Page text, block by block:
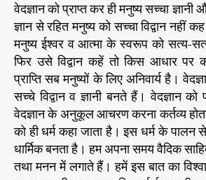
वेदज्ञान को प्राप्त कर ही मनुष्य सच्चा ज्ञानी
ज्ञान से रहित मनुष्य को सच्चा विद्वान नहीं
मनुष्य ईश्वर व आत्मा के स्वरूप को सत्य-
फिर उसे विद्वान कहें तो किस आधार पर
प्राप्ति सब मनुष्यों के लिए अनिवार्य है।
सच्चे विद्वान व ज्ञानी बनते हैं। वेदज्ञान को
वेदज्ञान के अनुकूल आचरण करना कर्तव्य
को ही धर्म कहा जाता है। इस धर्म के पालन
धार्मिक बनता है। हम अपना समय वैदिक
तथा मनन में लगाते हैं। हमें इस बात का